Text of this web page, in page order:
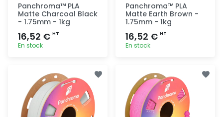
Panchroma™ PLA
Matte Charcoal Black
- 1.75mm - 1kg
16,52 € HT
En stock
rapide
Panchroma™ PLA
Matte Earth Brown -
1.75mm - 1kg
16,52 € HT
En stock
rapide